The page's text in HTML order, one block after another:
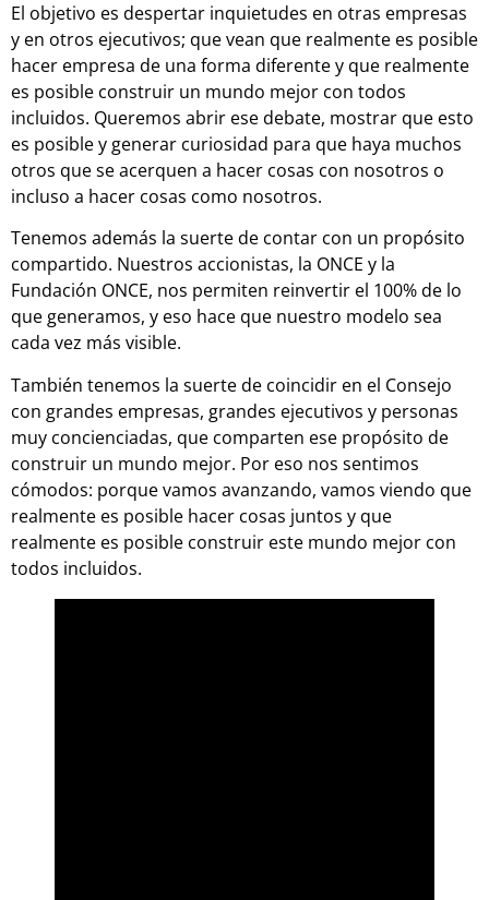
El objetivo es despertar inquietudes en otras empresas
y en otros ejecutivos; que vean que realmente es posible
hacer empresa de una forma diferente y que realmente
es posible construir un mundo mejor con todos
incluidos. Queremos abrir ese debate, mostrar que esto
es posible y generar curiosidad para que haya muchos
otros que se acerquen a hacer cosas con nosotros o
incluso a hacer cosas como nosotros.
Tenemos además la suerte de contar con un propósito
compartido. Nuestros accionistas, la ONCE y la
Fundación ONCE, nos permiten reinvertir el 100% de lo
que generamos, y eso hace que nuestro modelo sea
cada vez más visible.
También tenemos la suerte de coincidir en el Consejo
con grandes empresas, grandes ejecutivos y personas
muy concienciadas, que comparten ese propósito de
construir un mundo mejor. Por eso nos sentimos
cómodos: porque vamos avanzando, vamos viendo que
realmente es posible hacer cosas juntos y que
realmente es posible construir este mundo mejor con
todos incluidos.